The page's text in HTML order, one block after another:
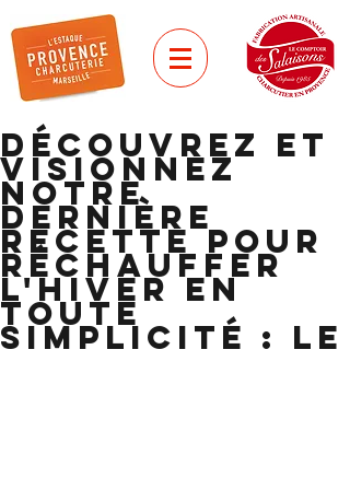
Découvrez et
visionnez
notre
dernière
recette pour
réchauffer
l'hiver en
toute
simplicité : le